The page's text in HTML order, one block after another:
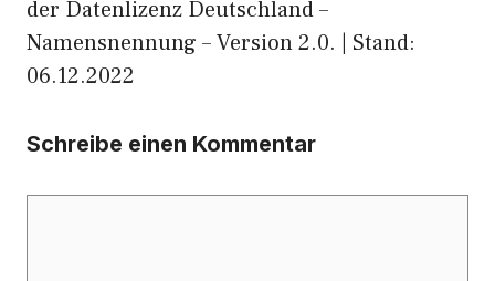
der Datenlizenz Deutschland –
Namensnennung – Version 2.0. | Stand:
06.12.2022
Schreibe einen Kommentar